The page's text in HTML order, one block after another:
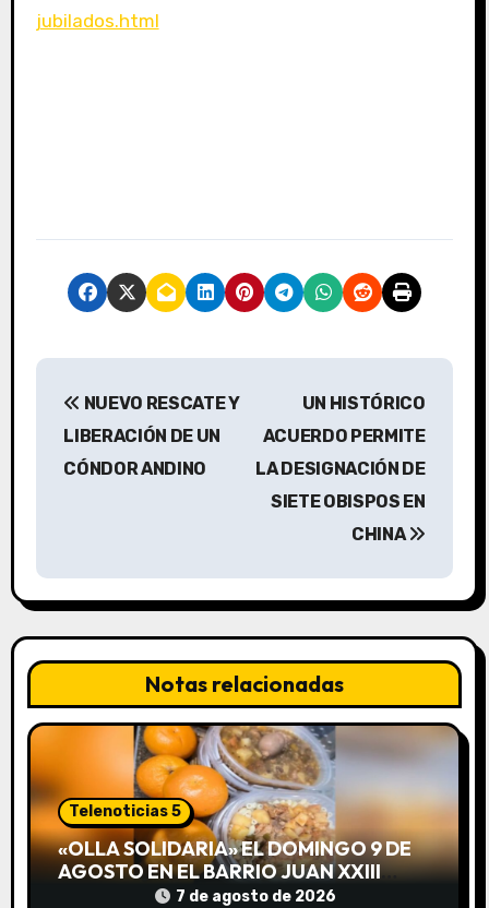
jubilados.html
N
a
c
ó
n
d
e
NUEVO RESCATE Y
LIBERACIÓN DE UN
CÓNDOR ANDINO
UN HISTÓRICO
ACUERDO PERMITE
LA DESIGNACIÓN DE
SIETE OBISPOS EN
CHINA
Notas relacionadas
Telenoticias 5
«OLLA SOLIDARIA» EL DOMINGO 9 DE
AGOSTO EN EL BARRIO JUAN XXIII
DESDE LAS 13 HS7 de agosto de 2026